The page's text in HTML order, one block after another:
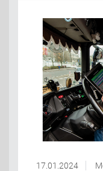
17.01.2024